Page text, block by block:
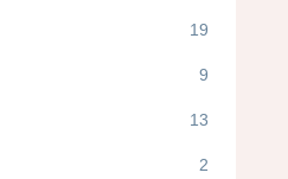
19
9
13
2